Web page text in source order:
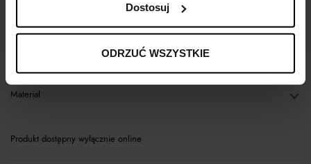
Dostosuj
ODRZUĆ WSZYSTKIE
Materiał
Produkt dostępny wyłącznie online